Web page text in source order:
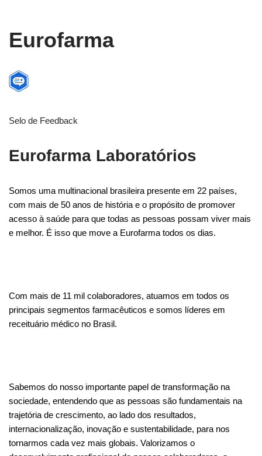
Eurofarma
Selo de Feedback
Eurofarma Laboratórios
Somos uma multinacional brasileira presente em 22 países,
com mais de 50 anos de história e o propósito de promover
acesso à saúde para que todas as pessoas possam viver mais
e melhor. É isso que move a Eurofarma todos os dias.
Com mais de 11 mil colaboradores, atuamos em todos os
principais segmentos farmacêuticos e somos líderes em
receituário médico no Brasil.
Sabemos do nosso importante papel de transformação na
sociedade, entendendo que as pessoas são fundamentais na
trajetória de crescimento, ao lado dos resultados,
internacionalização, inovação e sustentabilidade, para nos
tornarmos cada vez mais globais. Valorizamos o